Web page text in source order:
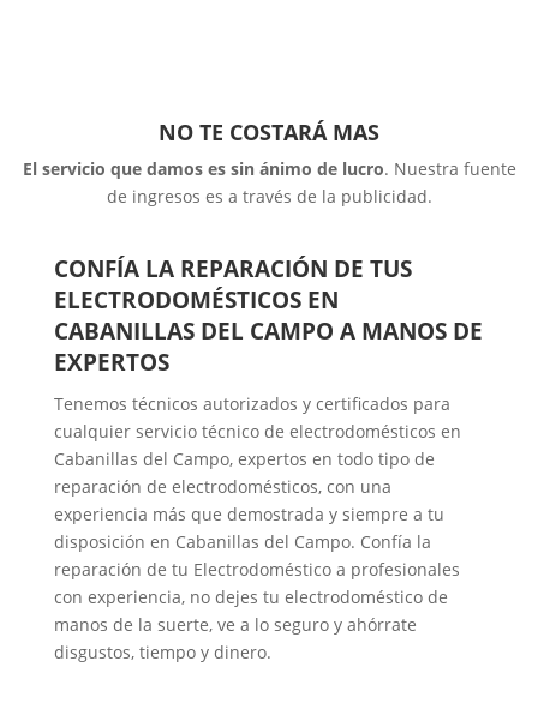
NO TE COSTARÁ MAS
El servicio que damos es sin ánimo de lucro. Nuestra fuente
de ingresos es a través de la publicidad.
CONFÍA LA REPARACIÓN DE TUS
ELECTRODOMÉSTICOS EN
CABANILLAS DEL CAMPO A MANOS DE
EXPERTOS
Tenemos técnicos autorizados y certificados para
cualquier servicio técnico de electrodomésticos en
Cabanillas del Campo, expertos en todo tipo de
reparación de electrodomésticos, con una
experiencia más que demostrada y siempre a tu
disposición en Cabanillas del Campo. Confía la
reparación de tu Electrodoméstico a profesionales
con experiencia, no dejes tu electrodoméstico de
manos de la suerte, ve a lo seguro y ahórrate
disgustos, tiempo y dinero.